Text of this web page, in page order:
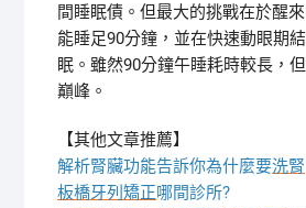
間睡眠債。但最大的挑戰在於醒
能睡足90分鐘，並在快速動眼期
眠。雖然90分鐘午睡耗時較長，
巔峰。
【其他文章推薦】
解析腎臟功能告訴你為什麼要洗腎
板橋牙列矯正哪間診所?